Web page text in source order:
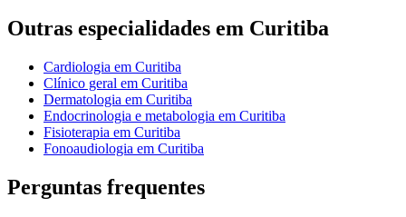
Outras especialidades em Curitiba
Cardiologia em Curitiba
Clínico geral em Curitiba
Dermatologia em Curitiba
Endocrinologia e metabologia em Curitiba
Fisioterapia em Curitiba
Fonoaudiologia em Curitiba
Perguntas frequentes